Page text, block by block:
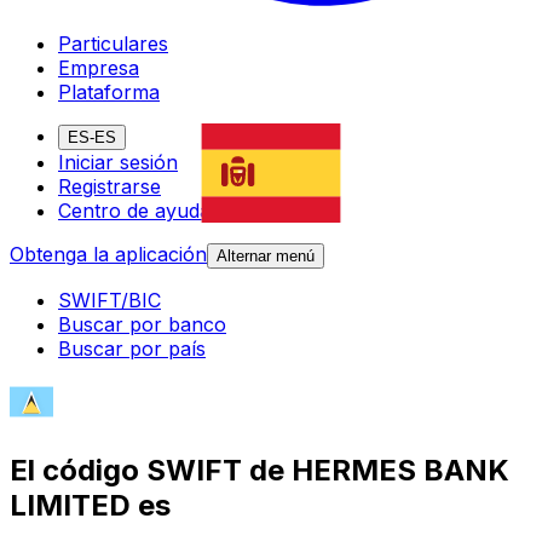
Particulares
Empresa
Plataforma
ES-ES
Iniciar sesión
Registrarse
Centro de ayuda
Obtenga la aplicación Alternar menú
SWIFT/BIC
Buscar por banco
Buscar por país
El código SWIFT de HERMES BANK
LIMITED es